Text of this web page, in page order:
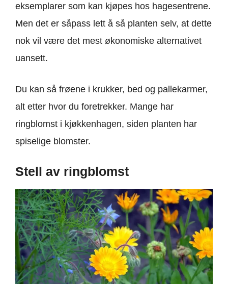
eksemplarer som kan kjøpes hos hagesentrene.
Men det er såpass lett å så planten selv, at dette
nok vil være det mest økonomiske alternativet
uansett.
Du kan så frøene i krukker, bed og pallekarmer,
alt etter hvor du foretrekker. Mange har
ringblomst i kjøkkenhagen, siden planten har
spiselige blomster.
Stell av ringblomst